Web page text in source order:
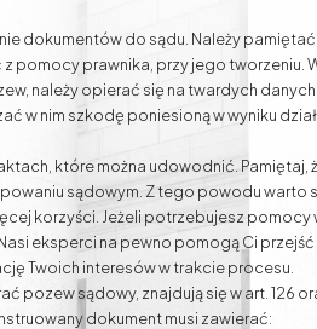
dokumentów do sądu. Należy
pomocy prawnika, przy jego tworzeniu.
należy opierać się na twardych
w nim szkodę poniesioną w wyniku
które można udowodnić.
sądowym. Z tego powodu
korzyści. Jeżeli potrzebujesz pomocy
eksperci na pewno pomogą Ci
Twoich interesów w trakcie procesu.
pozew sądowy, znajdują się w art. 126
dokument musi zawierać: